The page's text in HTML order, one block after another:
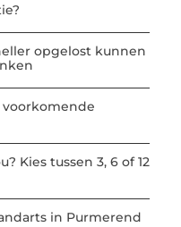
opgelost kunnen
Kies tussen 3, 6 of 12
in Purmerend